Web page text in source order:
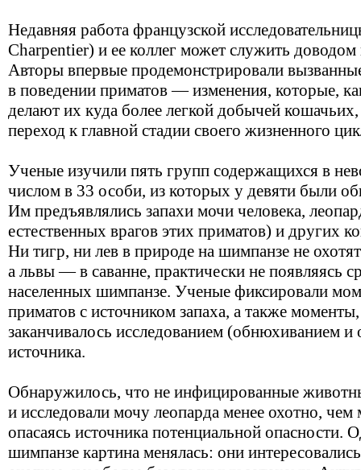
Недавняя работа французской
Charpentier) и ее коллег может служить доводом
Авторы впервые продемонстрировали
в поведении приматов — изменения, которые,
делают их куда более легкой добычей
переход к главной стадии своего жизненного
Ученые изучили пять групп содержащихся в
числом в 33 особи, из которых у девяти были
Им предъявлялись запахи мочи человека,
естественных врагов этих приматов) и других
Ни тигр, ни лев в природе на шимпанзе не
а львы — в саванне, практически не появляясь
населенных шимпанзе. Ученые фиксировали
приматов с источником запаха, а также
заканчивалось исследованием (обнюхиванием и
источника.
Обнаружилось, что не инфицированные
и исследовали мочу леопарда менее охотно,
опасаясь источника потенциальной
шимпанзе картина менялась: они